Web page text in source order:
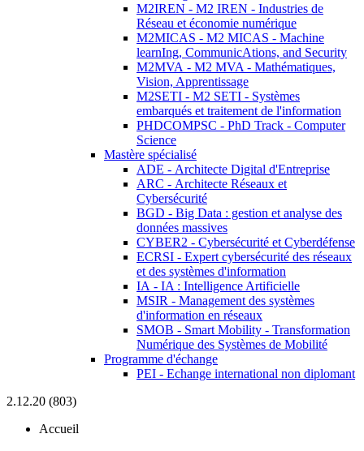
M2IREN - M2 IREN - Industries de
Réseau et économie numérique
M2MICAS - M2 MICAS - Machine
learnIng, CommunicAtions, and Security
M2MVA - M2 MVA - Mathématiques,
Vision, Apprentissage
M2SETI - M2 SETI - Systèmes
embarqués et traitement de l'information
PHDCOMPSC - PhD Track - Computer
Science
Mastère spécialisé
ADE - Architecte Digital d'Entreprise
ARC - Architecte Réseaux et
Cybersécurité
BGD - Big Data : gestion et analyse des
données massives
CYBER2 - Cybersécurité et Cyberdéfense
ECRSI - Expert cybersécurité des réseaux
et des systèmes d'information
IA - IA : Intelligence Artificielle
MSIR - Management des systèmes
d'information en réseaux
SMOB - Smart Mobility - Transformation
Numérique des Systèmes de Mobilité
Programme d'échange
PEI - Echange international non diplomant
2.12.20 (803)
Accueil